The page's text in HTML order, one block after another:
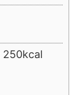
250kcal